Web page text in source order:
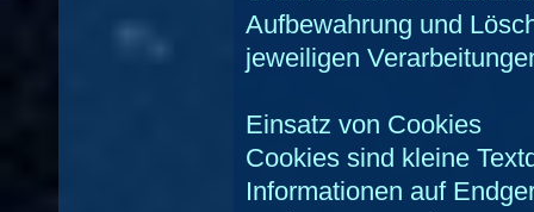
Aufbewahrung und
jeweiligen
Einsatz von Cookies
Cookies sind kleine
Informationen auf